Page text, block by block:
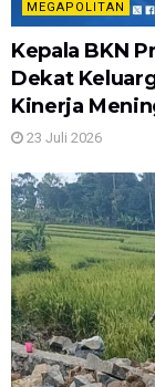
MEGAPOLITAN
Kepala BKN
Dekat
Kinerja
23 Juli 2026